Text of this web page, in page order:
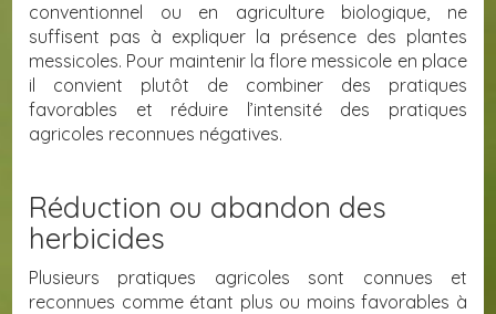
conventionnel ou en agriculture biologique, ne
suffisent pas à expliquer la présence des plantes
messicoles. Pour maintenir la flore messicole en place
il convient plutôt de combiner des pratiques
favorables et réduire l’intensité des pratiques
agricoles reconnues négatives.
Réduction ou abandon des
herbicides
Plusieurs pratiques agricoles sont connues et
reconnues comme étant plus ou moins favorables à